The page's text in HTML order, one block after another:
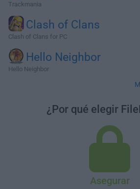
Trackmania
Clash of Clans
Clash of Clans for PC
Hello Neighbor
Hello Neighbor
¿Por qué elegir
Asegurar